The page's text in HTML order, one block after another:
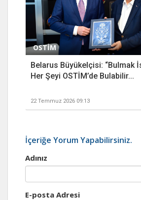
OSTİM
Belarus Büyükelçisi: “Bulmak
Her Şeyi OSTİM’de Bulabilir...
22 Temmuz 2026 09:13
İçeriğe Yorum Yapabilirsiniz.
Adınız
E-posta Adresi